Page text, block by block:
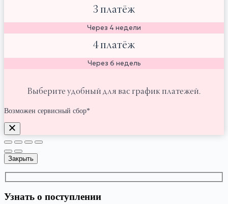
3 платёж
Через 4 недели
4 платёж
Через 6 недель
Выберите удобный для вас график платежей.
Возможен сервисный сбор*
Закрыть
Узнать о поступлении